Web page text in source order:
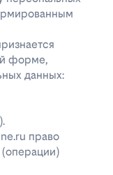
форме,
данных:
право